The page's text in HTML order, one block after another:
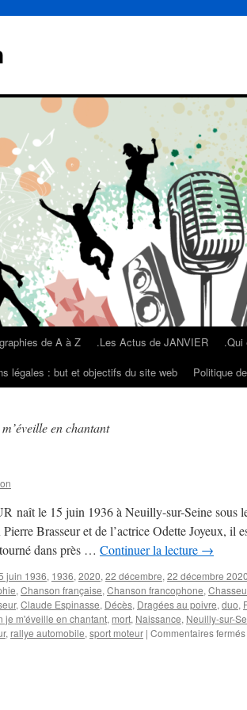
de A à Z .Les Actus de JANVIER .Qui
légales : but et objectifs du site web Politique
en chantant
naît le 15 juin 1936 à Neuilly-sur-Seine sous
Brasseur et de l’actrice Odette Joyeux, il
dans près … Continuer la lecture →
juin 1936, 1936, 2020, 22 décembre, 22 décembre 2020
, Chanson française, Chanson francophone,
, Claude Espinasse, Décès, Dragées au poivre, duo,
je m'éveille en chantant, mort, Naissance, Neuilly-sur-
, rallye automobile, sport moteur | Commentaires fermés